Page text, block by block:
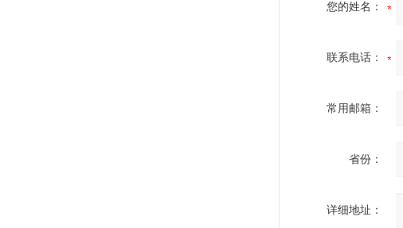
您的姓名：
联系电话：
常用邮箱：
省份：
详细地址：